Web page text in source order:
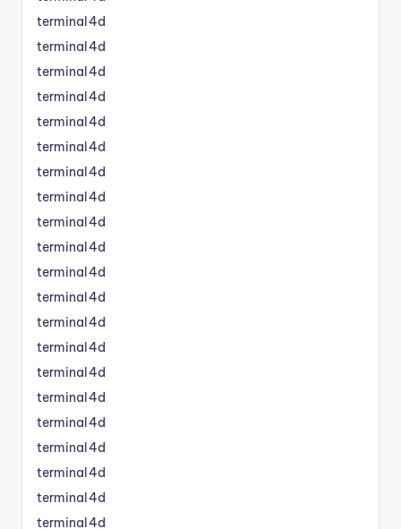
terminal4d
terminal4d
terminal4d
terminal4d
terminal4d
terminal4d
terminal4d
terminal4d
terminal4d
terminal4d
terminal4d
terminal4d
terminal4d
terminal4d
terminal4d
terminal4d
terminal4d
terminal4d
terminal4d
terminal4d
terminal4d